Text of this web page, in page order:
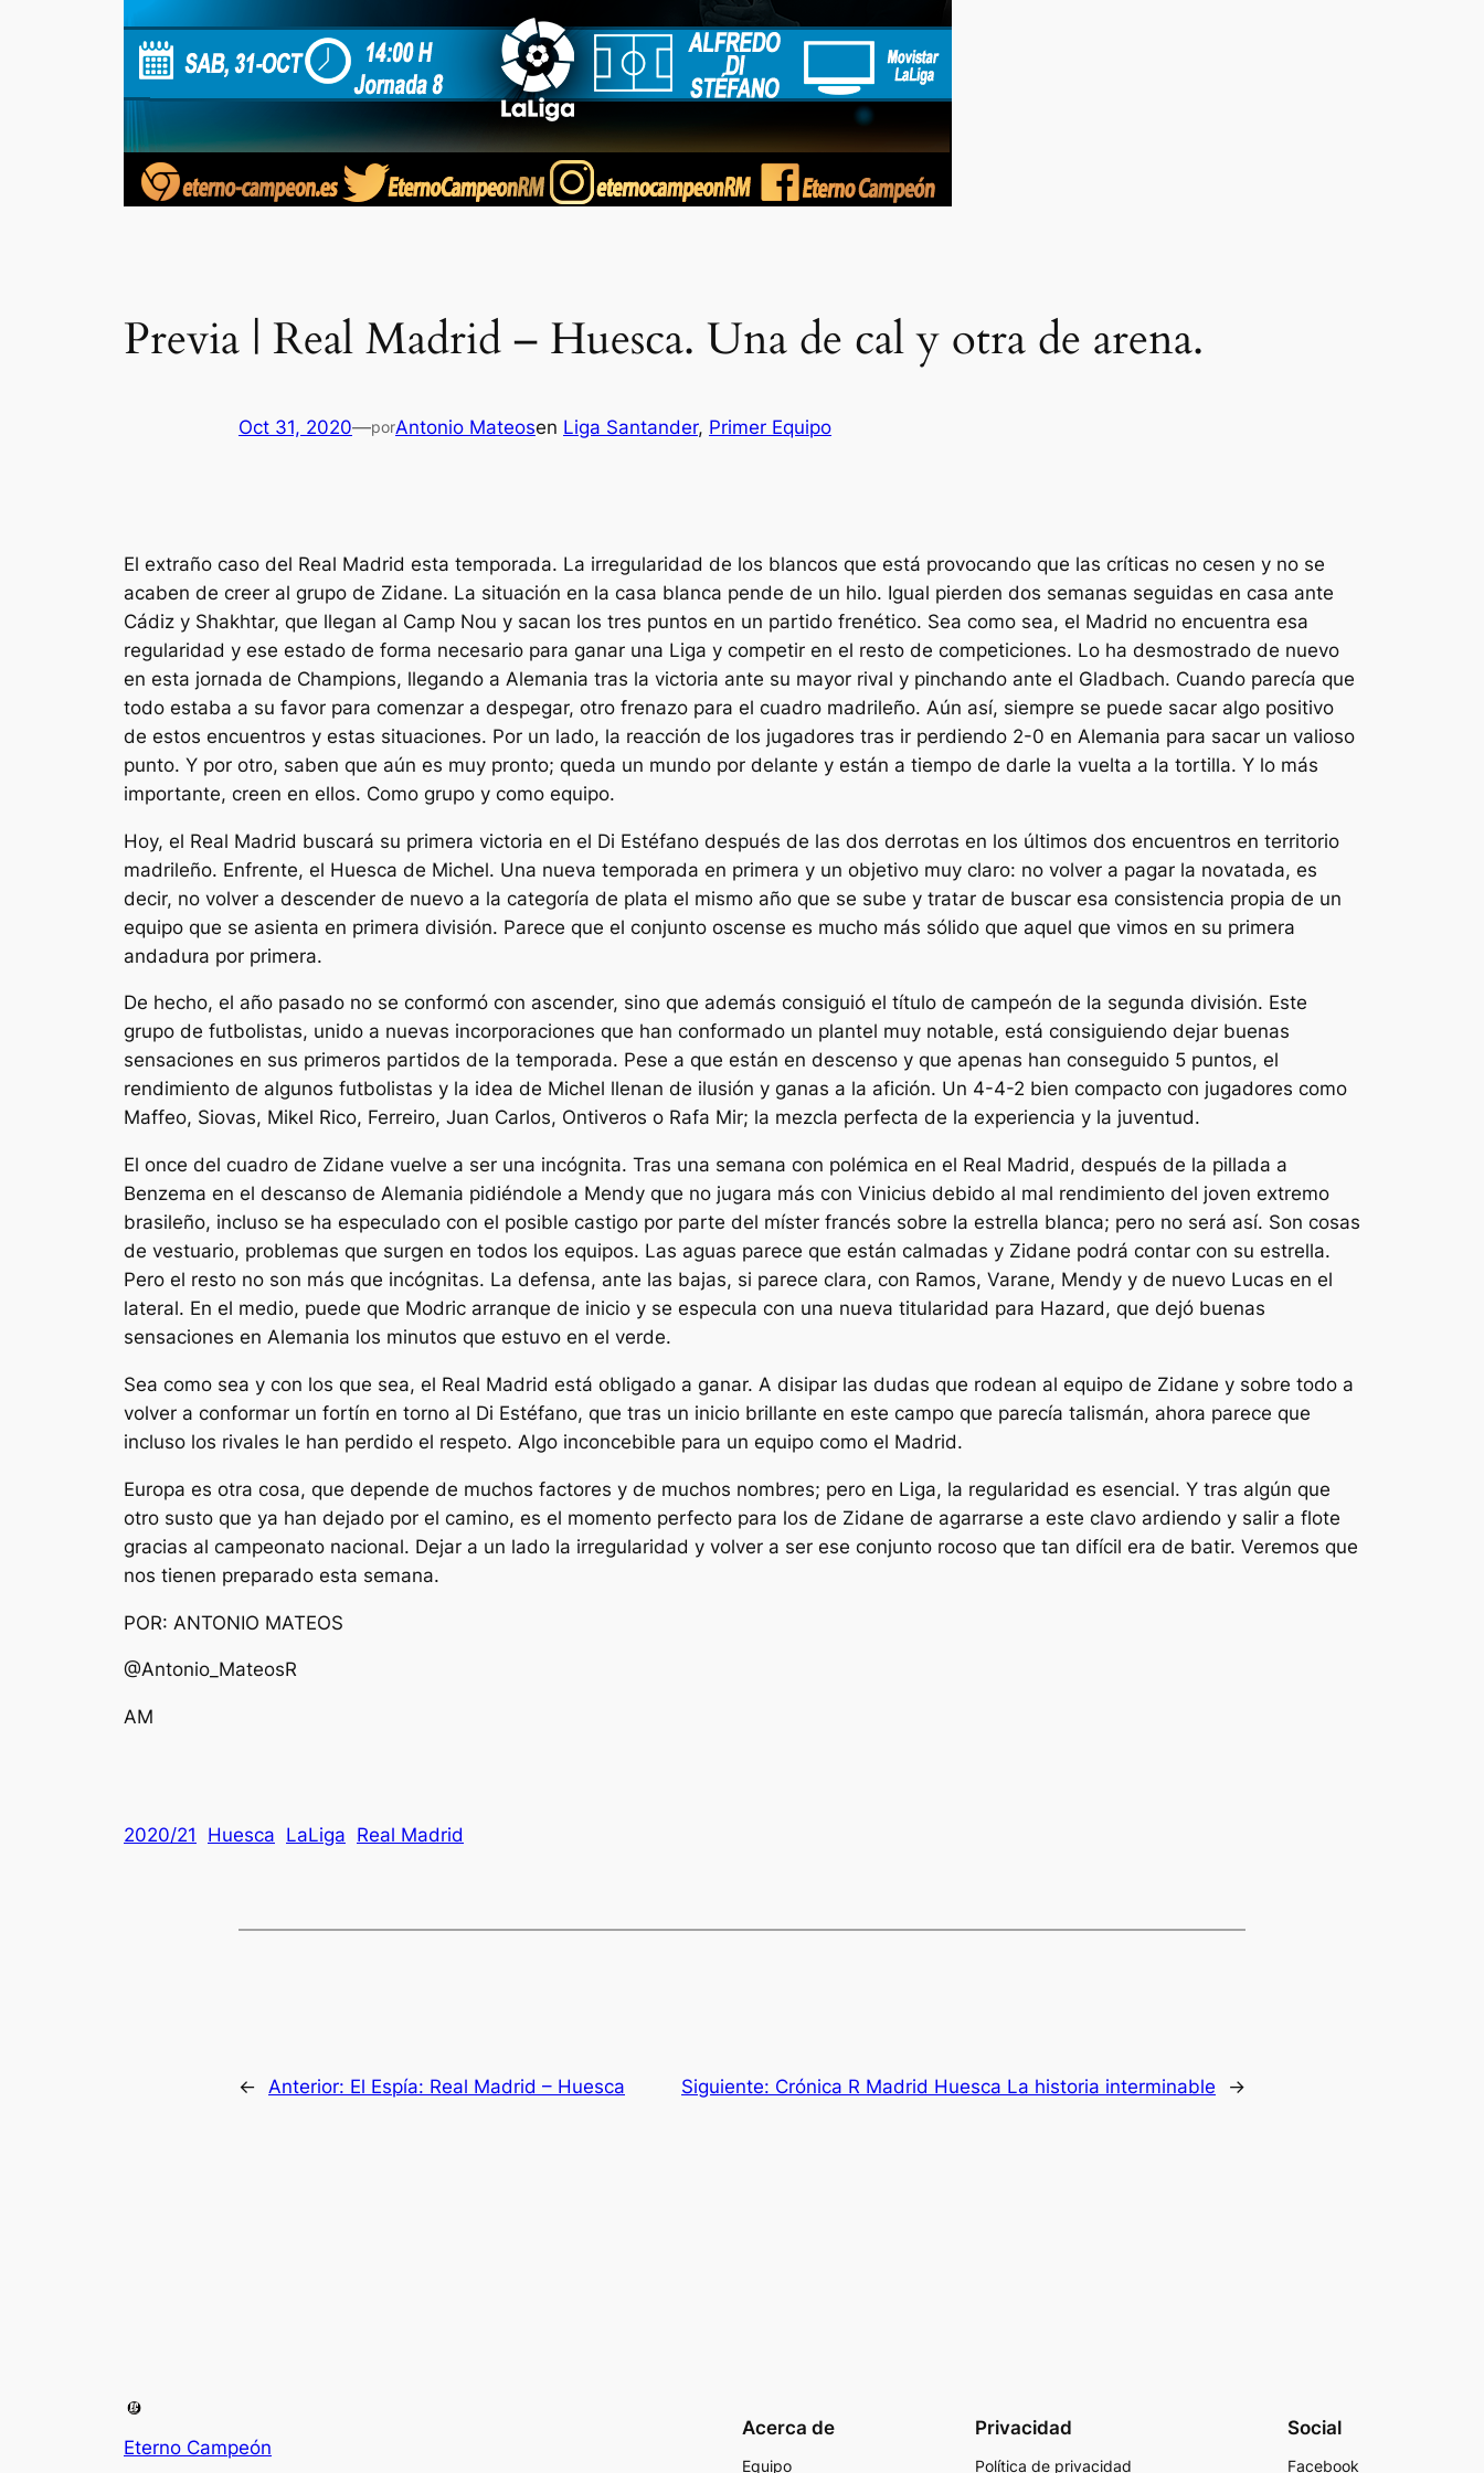
Previa | Real Madrid – Huesca. Una de cal y otra de arena.
Oct 31, 2020—porAntonio Mateosen Liga Santander, Primer Equipo
El extraño caso del Real Madrid esta temporada. La irregularidad de los blancos que está provocando que las críticas no cesen y no se
acaben de creer al grupo de Zidane. La situación en la casa blanca pende de un hilo. Igual pierden dos semanas seguidas en casa ante
Cádiz y Shakhtar, que llegan al Camp Nou y sacan los tres puntos en un partido frenético. Sea como sea, el Madrid no encuentra esa
regularidad y ese estado de forma necesario para ganar una Liga y competir en el resto de competiciones. Lo ha desmostrado de nuevo
en esta jornada de Champions, llegando a Alemania tras la victoria ante su mayor rival y pinchando ante el Gladbach. Cuando parecía que
todo estaba a su favor para comenzar a despegar, otro frenazo para el cuadro madrileño. Aún así, siempre se puede sacar algo positivo
de estos encuentros y estas situaciones. Por un lado, la reacción de los jugadores tras ir perdiendo 2-0 en Alemania para sacar un valioso
punto. Y por otro, saben que aún es muy pronto; queda un mundo por delante y están a tiempo de darle la vuelta a la tortilla. Y lo más
importante, creen en ellos. Como grupo y como equipo.
Hoy, el Real Madrid buscará su primera victoria en el Di Estéfano después de las dos derrotas en los últimos dos encuentros en territorio
madrileño. Enfrente, el Huesca de Michel. Una nueva temporada en primera y un objetivo muy claro: no volver a pagar la novatada, es
decir, no volver a descender de nuevo a la categoría de plata el mismo año que se sube y tratar de buscar esa consistencia propia de un
equipo que se asienta en primera división. Parece que el conjunto oscense es mucho más sólido que aquel que vimos en su primera
andadura por primera.
De hecho, el año pasado no se conformó con ascender, sino que además consiguió el título de campeón de la segunda división. Este
grupo de futbolistas, unido a nuevas incorporaciones que han conformado un plantel muy notable, está consiguiendo dejar buenas
sensaciones en sus primeros partidos de la temporada. Pese a que están en descenso y que apenas han conseguido 5 puntos, el
rendimiento de algunos futbolistas y la idea de Michel llenan de ilusión y ganas a la afición. Un 4-4-2 bien compacto con jugadores como
Maffeo, Siovas, Mikel Rico, Ferreiro, Juan Carlos, Ontiveros o Rafa Mir; la mezcla perfecta de la experiencia y la juventud.
El once del cuadro de Zidane vuelve a ser una incógnita. Tras una semana con polémica en el Real Madrid, después de la pillada a
Benzema en el descanso de Alemania pidiéndole a Mendy que no jugara más con Vinicius debido al mal rendimiento del joven extremo
brasileño, incluso se ha especulado con el posible castigo por parte del míster francés sobre la estrella blanca; pero no será así. Son cosas
de vestuario, problemas que surgen en todos los equipos. Las aguas parece que están calmadas y Zidane podrá contar con su estrella.
Pero el resto no son más que incógnitas. La defensa, ante las bajas, si parece clara, con Ramos, Varane, Mendy y de nuevo Lucas en el
lateral. En el medio, puede que Modric arranque de inicio y se especula con una nueva titularidad para Hazard, que dejó buenas
sensaciones en Alemania los minutos que estuvo en el verde.
Sea como sea y con los que sea, el Real Madrid está obligado a ganar. A disipar las dudas que rodean al equipo de Zidane y sobre todo a
volver a conformar un fortín en torno al Di Estéfano, que tras un inicio brillante en este campo que parecía talismán, ahora parece que
incluso los rivales le han perdido el respeto. Algo inconcebible para un equipo como el Madrid.
Europa es otra cosa, que depende de muchos factores y de muchos nombres; pero en Liga, la regularidad es esencial. Y tras algún que
otro susto que ya han dejado por el camino, es el momento perfecto para los de Zidane de agarrarse a este clavo ardiendo y salir a flote
gracias al campeonato nacional. Dejar a un lado la irregularidad y volver a ser ese conjunto rocoso que tan difícil era de batir. Veremos que
nos tienen preparado esta semana.
POR: ANTONIO MATEOS
@Antonio_MateosR
AM
2020/21 Huesca LaLiga Real Madrid
← Anterior: El Espía: Real Madrid – Huesca Siguiente: Crónica R Madrid Huesca La historia interminable →
Eterno Campeón
Acerca de
Equipo
Privacidad
Política de privacidad
Social
Facebook